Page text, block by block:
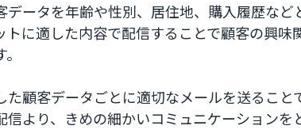
データを年齢や性別、居住地、購入履歴な
トに適した内容で配信することで顧客の興味
た顧客データごとに適切なメールを送ること
信より、きめの細かいコミュニケーションを